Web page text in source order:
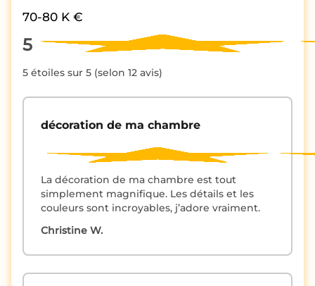
70-80 K €
5
5 étoiles sur 5 (selon 12 avis)
décoration de ma chambre
La décoration de ma chambre est tout
simplement magnifique. Les détails et les
couleurs sont incroyables, j’adore vraiment.
Christine W.